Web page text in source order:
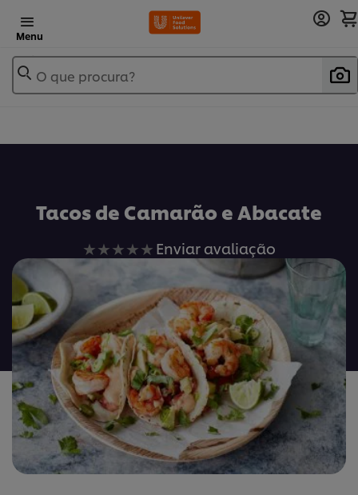
Menu
O que procura?
Tacos de Camarão e Abacate
Nenhuma
avaliação
enviada
para
este
recipe
Enviar avaliação